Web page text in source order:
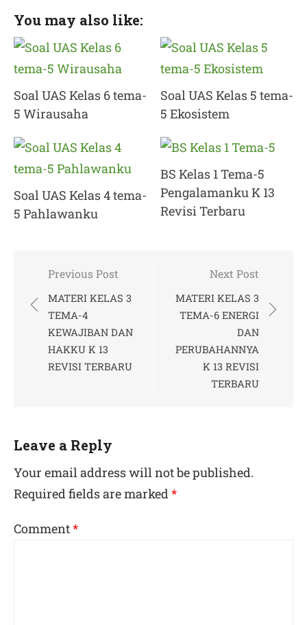
You may also like:
Soal UAS Kelas 6 tema-
5 Wirausaha
Soal UAS Kelas 5 tema-
5 Ekosistem
Soal UAS Kelas 4 tema-
5 Pahlawanku
BS Kelas 1 Tema-5
Pengalamanku K 13
Revisi Terbaru
Post
navigation
Previous Post
MATERI KELAS 3
TEMA-4
KEWAJIBAN DAN
HAKKU K 13
REVISI TERBARU
Next Post
MATERI KELAS 3
TEMA-6 ENERGI
DAN
PERUBAHANNYA
K 13 REVISI
TERBARU
Leave a Reply
Your email address will not be published.
Required fields are marked*
Comment*